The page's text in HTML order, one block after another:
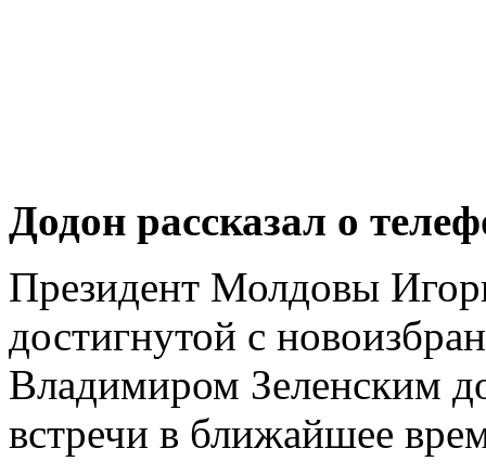
Додон рассказал о
Президент Молдовы
достигнутой с
Владимиром Зеленским
встречи в ближайшее